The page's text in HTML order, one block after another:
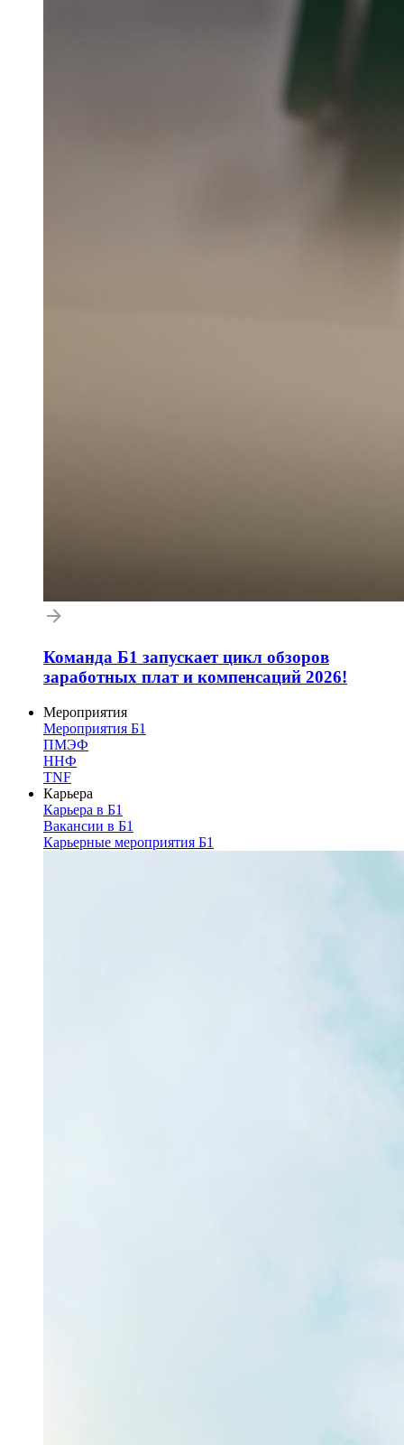
Команда Б1 запускает цикл обзоров
заработных плат и компенсаций 2026!
Мероприятия
Мероприятия Б1
ПМЭФ
ННФ
TNF
Карьера
Карьера в Б1
Вакансии в Б1
Карьерные мероприятия Б1